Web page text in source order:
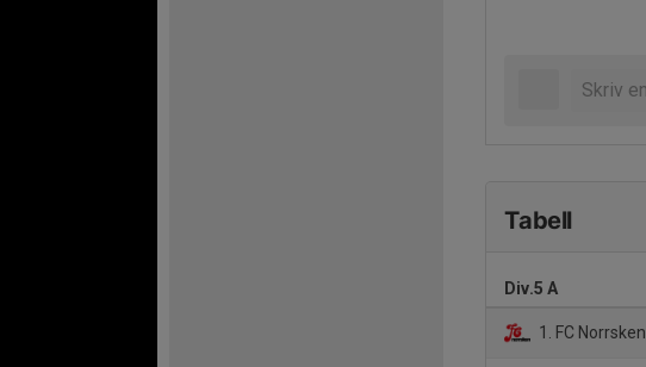
Tabell
Div.5 A
1. FC Norrsken